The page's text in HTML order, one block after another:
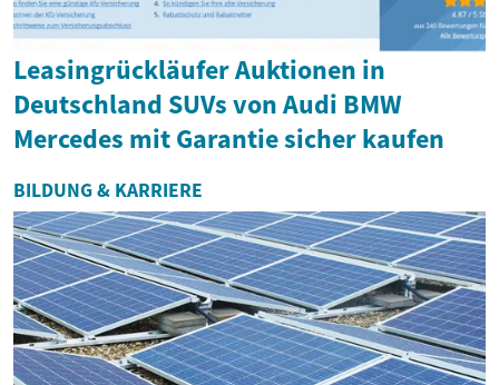
Leasingrückläufer Auktionen in
Deutschland SUVs von Audi BMW
Mercedes mit Garantie sicher kaufen
BILDUNG & KARRIERE